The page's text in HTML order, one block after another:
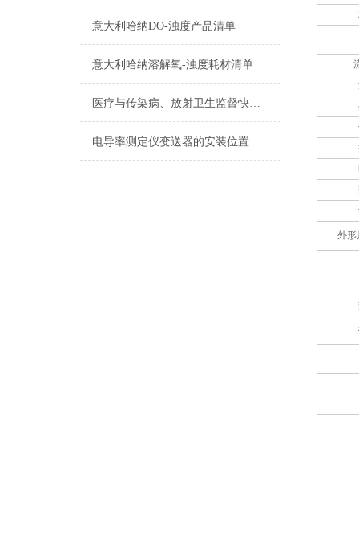
意大利哈纳DO-浊度产品清单
意大利哈纳溶解氧-浊度耗材清单
医疗与传染病、放射卫生监督快速检测设备（三）
电导率测定仪变送器的安装位置
外形